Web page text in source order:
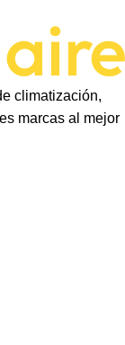
climatización,
marcas al mejor